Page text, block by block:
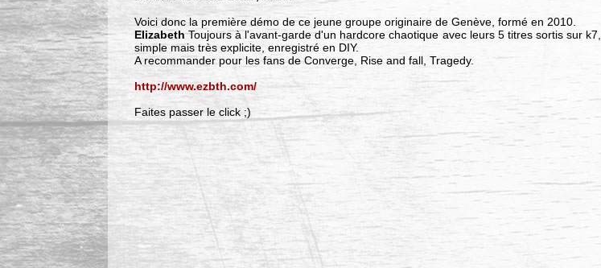
Voici donc la première démo de ce jeune groupe originaire de Genève, formé en 2010.
ElizabethToujours à l'avant-garde d'un hardcore chaotique avec leurs 5 titres sortis sur k7,
simple mais très explicite, enregistré en DIY.
A recommander pour les fans de Converge, Rise and fall, Tragedy.
http://www.ezbth.com/
Faites passer le click ;)